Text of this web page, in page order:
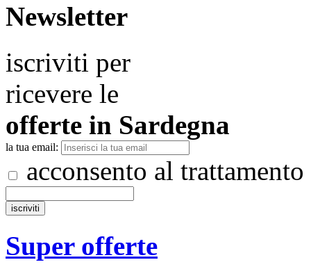
Newsletter
iscriviti per
ricevere le
offerte in Sardegna
la tua email:
acconsento al
Super offerte